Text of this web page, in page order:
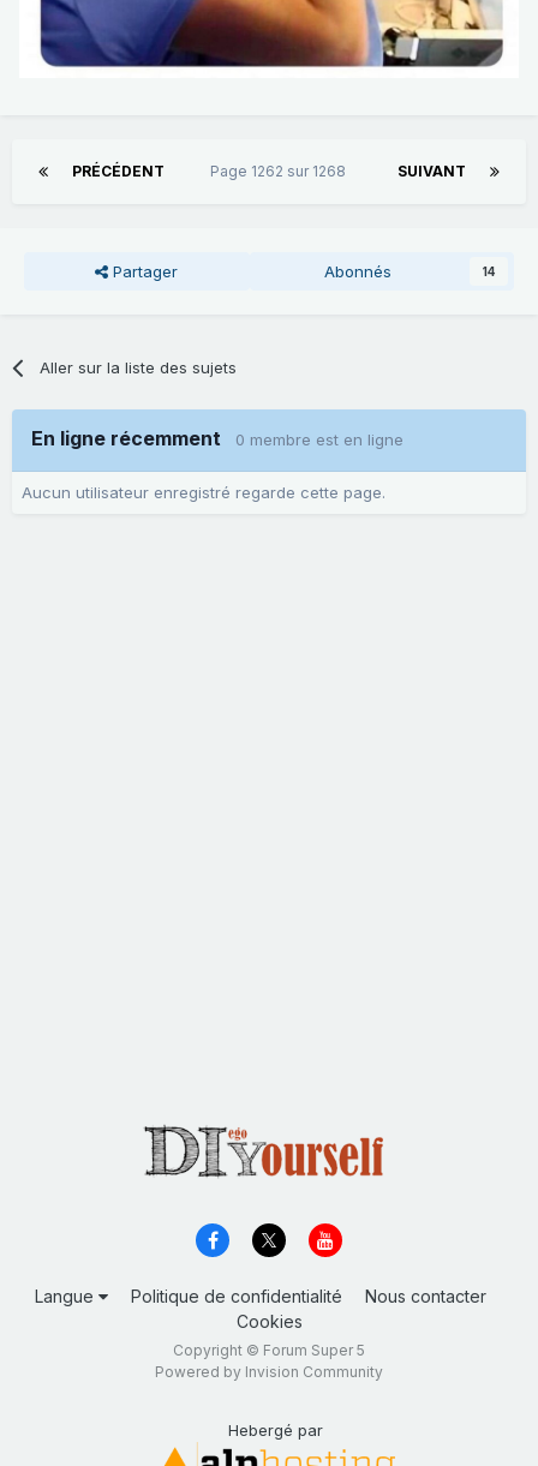
PRÉCÉDENT SUIVANT
Page 1262 sur 1268
Partager Abonnés 14
Aller sur la liste des sujets
En ligne récemment 0 membre est en ligne
Aucun utilisateur enregistré regarde cette page.
Langue Politique de confidentialité
Nous contacter
Cookies
Copyright © Forum Super 5
Powered by Invision Community
Hebergé par